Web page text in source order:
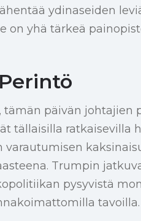
ydinaseiden
on yhä tärkeä
päivän johtajien
tällaisilla ratkaisevilla
Trumpin
pysyvistä
tavoilla.